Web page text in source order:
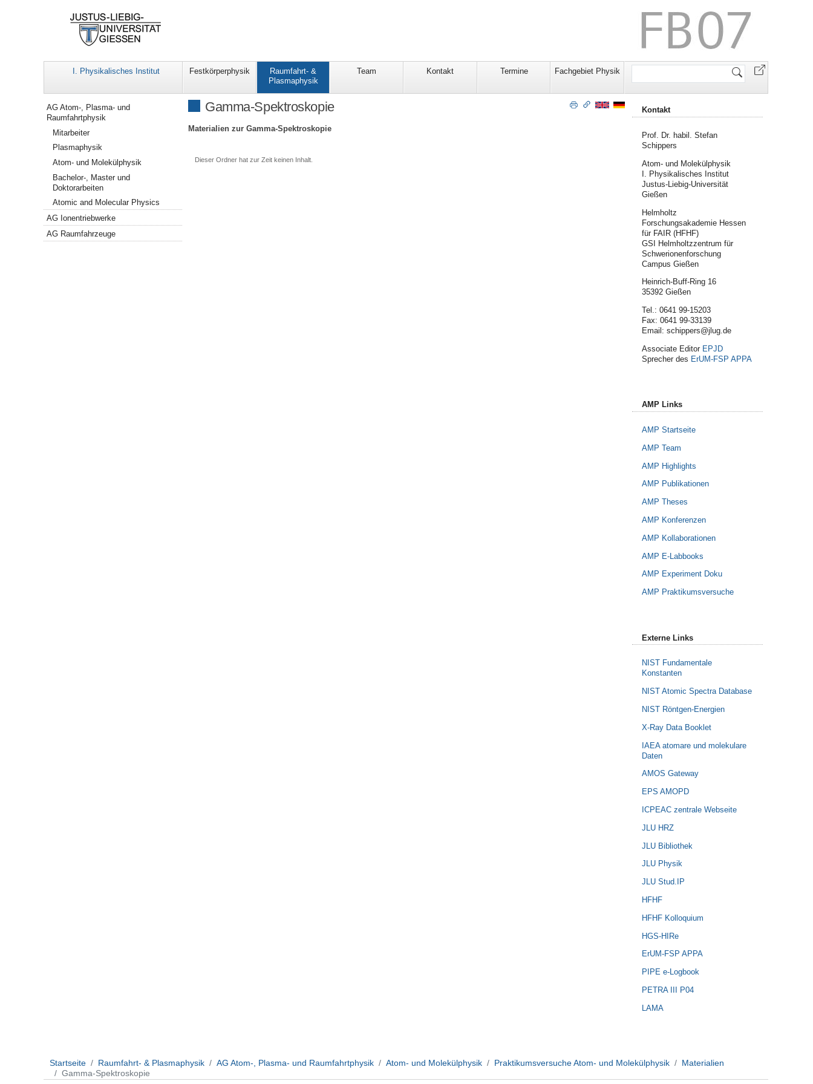
I. Physikalisches Institut Festkörperphysik
Raumfahrt- &
Plasmaphysik
Team Kontakt Termine Fachgebiet Physik
Website
Gamma-Spektroskopie
Materialien zur Gamma-Spektroskopie
Dieser Ordner hat zur Zeit keinen Inhalt.
Navigation
AG Atom-, Plasma- und
Raumfahrtphysik
Mitarbeiter
Plasmaphysik
Atom- und Molekülphysik
Bachelor-, Master und
Doktorarbeiten
Atomic and Molecular Physics
AG Ionentriebwerke
AG Raumfahrzeuge
Kontakt
Prof. Dr. habil. Stefan
Schippers
Atom- und Molekülphysik
I. Physikalisches Institut
Justus-Liebig-Universität
Gießen
Helmholtz
Forschungsakademie Hessen
für FAIR (HFHF)
GSI Helmholtzzentrum für
Schwerionenforschung
Campus Gießen
Heinrich-Buff-Ring 16
35392 Gießen
Tel.: 0641 99-15203
Fax: 0641 99-33139
Email: schippers@jlug.de
Associate Editor EPJD
Sprecher des ErUM-FSP APPA
AMP Links
AMP Startseite
AMP Team
AMP Highlights
AMP Publikationen
AMP Theses
AMP Konferenzen
AMP Kollaborationen
AMP E-Labbooks
AMP Experiment Doku
AMP Praktikumsversuche
Externe Links
NIST Fundamentale
Konstanten
NIST Atomic Spectra Database
NIST Röntgen-Energien
X-Ray Data Booklet
IAEA atomare und molekulare
Daten
AMOS Gateway
EPS AMOPD
ICPEAC zentrale Webseite
JLU HRZ
JLU Bibliothek
JLU Physik
JLU Stud.IP
HFHF
HFHF Kolloquium
HGS-HIRe
ErUM-FSP APPA
PIPE e-Logbook
PETRA III P04
LAMA
Startseite Raumfahrt- & Plasmaphysik AG Atom-, Plasma- und Raumfahrtphysik Atom- und Molekülphysik Praktikumsversuche Atom- und Molekülphysik
Materialien
Gamma-Spektroskopie